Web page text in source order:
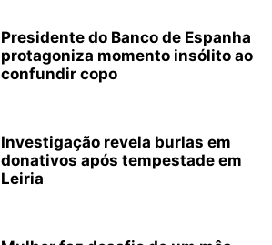
Presidente do Banco de Espanha
protagoniza momento insólito ao
confundir copo
Investigação revela burlas em
donativos após tempestade em
Leiria